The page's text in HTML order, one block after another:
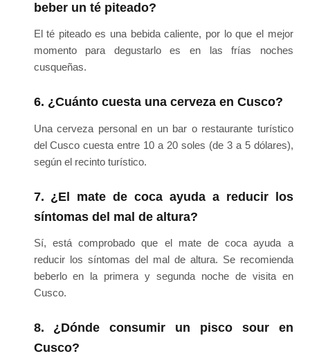
beber un té piteado?
El té piteado es una bebida caliente, por lo que el mejor
momento para degustarlo es en las frías noches
cusqueñas.
6. ¿Cuánto cuesta una cerveza en Cusco?
Una cerveza personal en un bar o restaurante turístico
del Cusco cuesta entre 10 a 20 soles (de 3 a 5 dólares),
según el recinto turístico.
7. ¿El mate de coca ayuda a reducir los
síntomas del mal de altura?
Sí, está comprobado que el mate de coca ayuda a
reducir los síntomas del mal de altura. Se recomienda
beberlo en la primera y segunda noche de visita en
Cusco.
8. ¿Dónde consumir un pisco sour en
Cusco?